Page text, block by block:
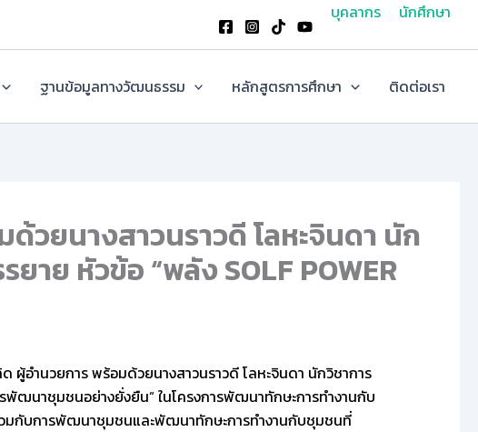
บุคลากร นักศึกษา
ฐานข้อมูลทางวัฒนธรรม หลักสูตรการศึกษา ติดต่อเรา
วยนางสาวนราวดี โลหะจินดา นัก
ย หัวข้อ “พลัง SOLF POWER
ำนวยการ พร้อมด้วยนางสาวนราวดี โลหะจินดา นักวิชาการ
ฒนาชุมชนอย่างยั่งยืน” ในโครงการพัฒนาทักษะการทำงานกับ
วมกับการพัฒนาชุมชนและพัฒนาทักษะการทำงานกับชุมชนที่